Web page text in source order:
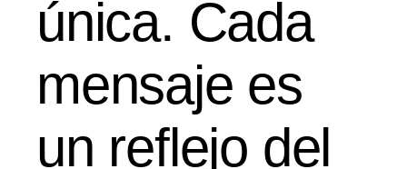
única. Cada
mensaje es
un reflejo del